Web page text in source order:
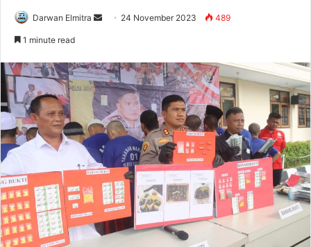
Darwan Elmitra
Send 24 November 2023 489
1 minute read